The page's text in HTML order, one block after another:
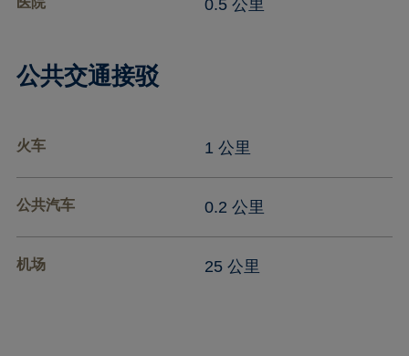
0.5 公里
公共交通接驳
火车 1 公里
公共汽车 0.2 公里
机场 25 公里